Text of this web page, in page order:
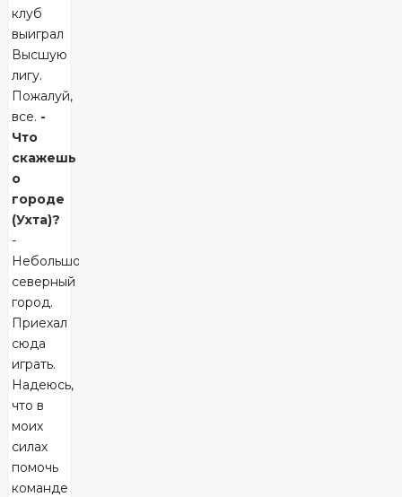
клуб
выиграл
Высшую
лигу.
Пожалуй,
все. -
Что
скажешь
о
городе
(Ухта)?
-
Небольшой
северный
город.
Приехал
сюда
играть.
Надеюсь,
что в
моих
силах
помочь
команде